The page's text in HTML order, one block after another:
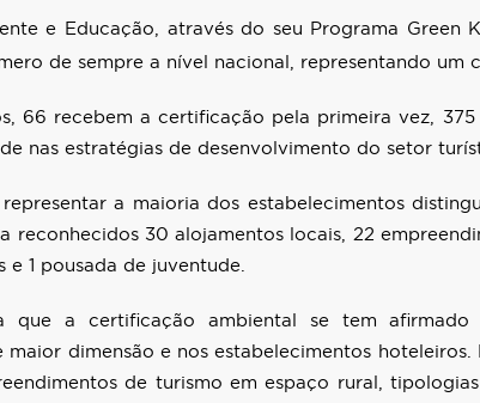
e Educação, através do seu Programa
de sempre a nível nacional, representando um
66 recebem a certificação pela primeira vez,
nas estratégias de desenvolvimento do setor
a maioria dos estabelecimentos
reconhecidos 30 alojamentos locais, 22
1 pousada de juventude.
que a certificação ambiental se tem
maior dimensão e nos estabelecimentos
de turismo em espaço rural,